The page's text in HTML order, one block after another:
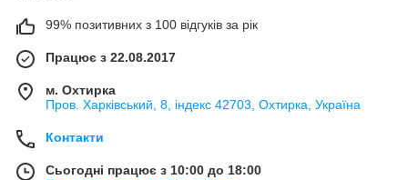
99% позитивних з 100 відгуків за рік
Працює з 22.08.2017
м. Охтирка
Пров. Харківський, 8, індекс 42703, Охтирка, Україна
Контакти
Сьогодні працює з 10:00 до 18:00